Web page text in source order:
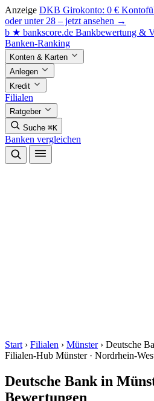
Anzeige DKB Girokonto: 0 €
oder unter 28 – jetzt ansehen →
b ★ bankscore.de Bankbewertung &
Banken-Ranking
Konten & Karten
Anlegen
Kredit
Filialen
Ratgeber
Suche ⌘K
Banken vergleichen
Start › Filialen › Münster › Deutsche
Filialen-Hub Münster · Nordrhein-
Deutsche Bank in
Bewertungen